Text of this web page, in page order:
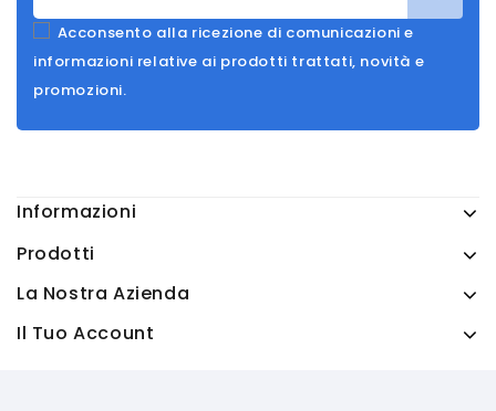
Acconsento alla ricezione di comunicazioni e
informazioni relative ai prodotti trattati, novità e
promozioni.
Informazioni
Prodotti
La Nostra Azienda
Il Tuo Account